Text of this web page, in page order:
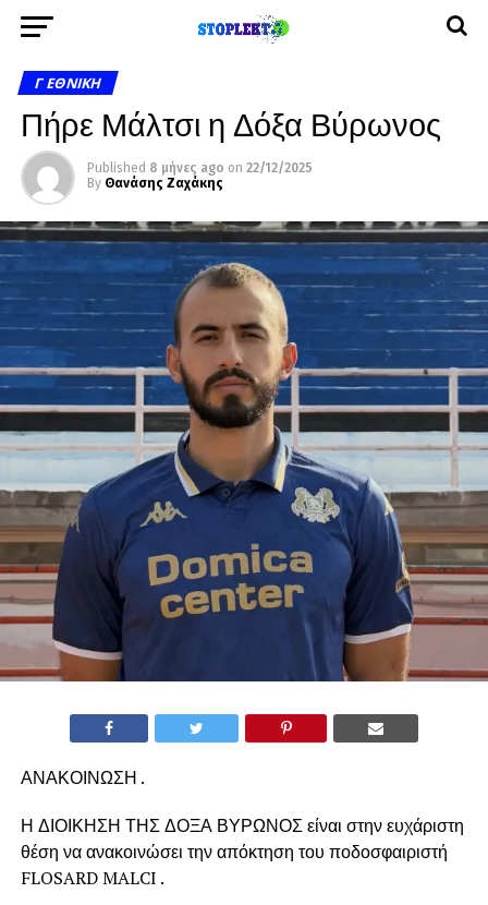
Γ ΕΘΝΙΚΉ
Πήρε Μάλτσι η Δόξα Βύρωνος
Published 8 μήνες ago on 22/12/2025
By Θανάσης Ζαχάκης
ΑΝΑΚΟΙΝΩΣΗ .
Η ΔΙΟΙΚΗΣΗ ΤΗΣ ΔΟΞΑ ΒΥΡΩΝΟΣ είναι στην ευχάριστη
θέση να ανακοινώσει την απόκτηση του ποδοσφαιριστή
FLOSARD MALCI .